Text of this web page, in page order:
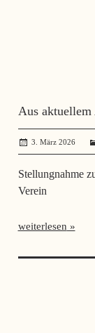
Aus aktuellem
3. März 2026
Stellungnahme
Verein
weiterlesen